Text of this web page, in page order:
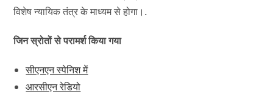
विशेष न्यायिक तंत्र के माध्यम से होगा।.
जिन स्रोतों से परामर्श किया गया
सीएनएन स्पेनिश में
आरसीएन रेडियो